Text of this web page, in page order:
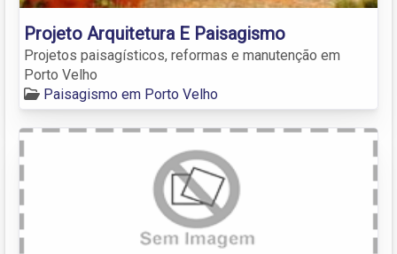
Projeto Arquitetura E Paisagismo
Projetos paisagísticos, reformas e manutenção em
Porto Velho
Paisagismo em Porto Velho